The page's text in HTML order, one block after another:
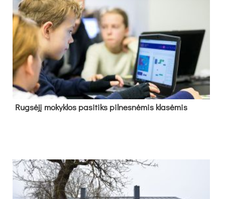
Rug­sė­jį mo­kyk­los pa­si­tiks pil­nes­nė­mis kla­sė­mis